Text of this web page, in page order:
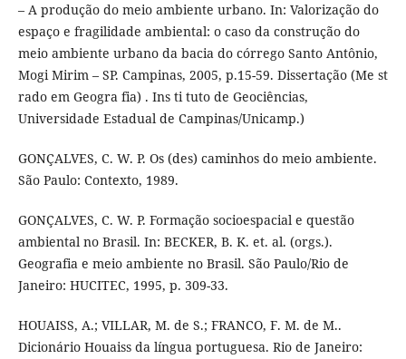
– A produção do meio ambiente urbano. In: Valorização do
espaço e fragilidade ambiental: o caso da construção do
meio ambiente urbano da bacia do córrego Santo Antônio,
Mogi Mirim – SP. Campinas, 2005, p.15-59. Dissertação (Me st
rado em Geogra fia) . Ins ti tuto de Geociências,
Universidade Estadual de Campinas/Unicamp.)
GONÇALVES, C. W. P. Os (des) caminhos do meio ambiente.
São Paulo: Contexto, 1989.
GONÇALVES, C. W. P. Formação socioespacial e questão
ambiental no Brasil. In: BECKER, B. K. et. al. (orgs.).
Geografia e meio ambiente no Brasil. São Paulo/Rio de
Janeiro: HUCITEC, 1995, p. 309-33.
HOUAISS, A.; VILLAR, M. de S.; FRANCO, F. M. de M..
Dicionário Houaiss da língua portuguesa. Rio de Janeiro: